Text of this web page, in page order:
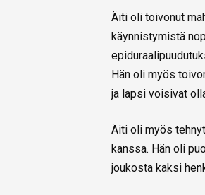
Äiti oli toivonut
käynnistymistä
Hän oli myös
ja lapsi voisivat
Äiti oli myös
kanssa. Hän oli
joukosta kaksi